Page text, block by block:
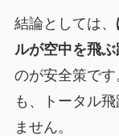
結論としては、
ルが空中を飛
のが安全策で
も、トータル
ません。